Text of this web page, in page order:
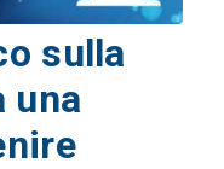
sulla
una